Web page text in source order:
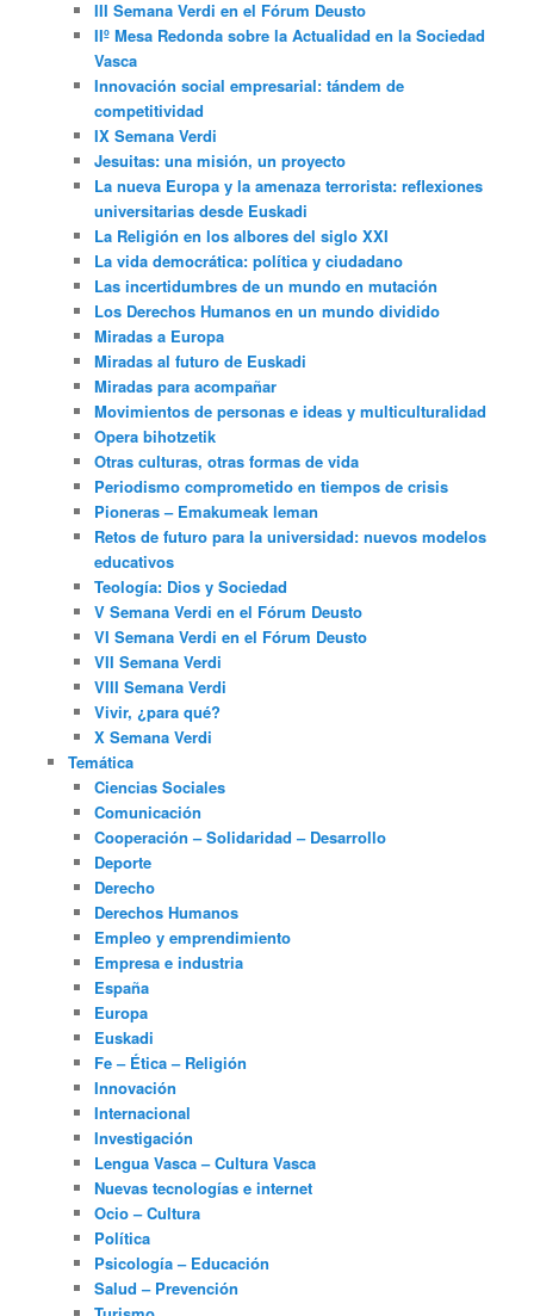
III Semana Verdi en el Fórum Deusto
IIº Mesa Redonda sobre la Actualidad en la Sociedad
Vasca
Innovación social empresarial: tándem de
competitividad
IX Semana Verdi
Jesuitas: una misión, un proyecto
La nueva Europa y la amenaza terrorista: reflexiones
universitarias desde Euskadi
La Religión en los albores del siglo XXI
La vida democrática: política y ciudadano
Las incertidumbres de un mundo en mutación
Los Derechos Humanos en un mundo dividido
Miradas a Europa
Miradas al futuro de Euskadi
Miradas para acompañar
Movimientos de personas e ideas y multiculturalidad
Opera bihotzetik
Otras culturas, otras formas de vida
Periodismo comprometido en tiempos de crisis
Pioneras – Emakumeak leman
Retos de futuro para la universidad: nuevos modelos
educativos
Teología: Dios y Sociedad
V Semana Verdi en el Fórum Deusto
VI Semana Verdi en el Fórum Deusto
VII Semana Verdi
VIII Semana Verdi
Vivir, ¿para qué?
X Semana Verdi
Temática
Ciencias Sociales
Comunicación
Cooperación – Solidaridad – Desarrollo
Deporte
Derecho
Derechos Humanos
Empleo y emprendimiento
Empresa e industria
España
Europa
Euskadi
Fe – Ética – Religión
Innovación
Internacional
Investigación
Lengua Vasca – Cultura Vasca
Nuevas tecnologías e internet
Ocio – Cultura
Política
Psicología – Educación
Salud – Prevención